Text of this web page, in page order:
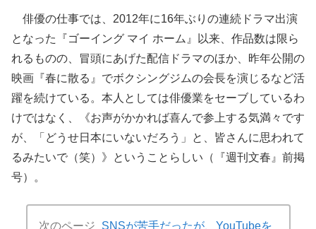
俳優の仕事では、2012年に16年ぶりの連続ドラマ出演
となった『ゴーイング マイ ホーム』以来、作品数は限ら
れるものの、冒頭にあげた配信ドラマのほか、昨年公開の
映画『春に散る』でボクシングジムの会長を演じるなど活
躍を続けている。本人としては俳優業をセーブしているわ
けではなく、《お声がかかれば喜んで参上する気満々です
が、「どうせ日本にいないだろう」と、皆さんに思われて
るみたいで（笑）》ということらしい（『週刊文春』前掲
号）。
次のページ
SNSが苦手だったが、YouTubeを